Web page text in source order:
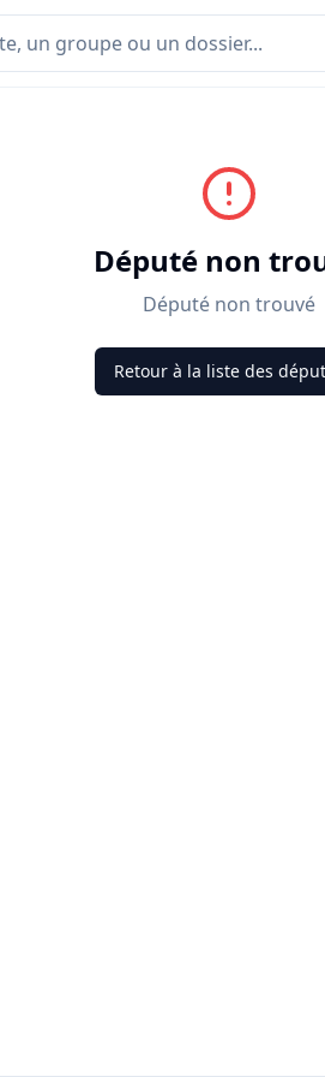
Député non
Député non trouvé
Retour à la liste des